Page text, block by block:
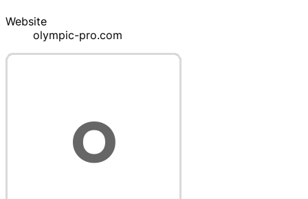
Website
olympic-pro.com